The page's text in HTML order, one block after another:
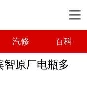
汽修 百科
智原厂电瓶多